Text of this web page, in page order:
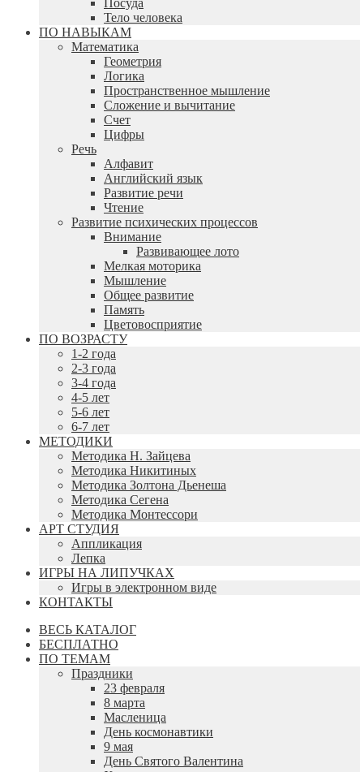
Посуда
Тело человека
ПО НАВЫКАМ
Математика
Геометрия
Логика
Пространственное мышление
Сложение и вычитание
Счет
Цифры
Речь
Алфавит
Английский язык
Развитие речи
Чтение
Развитие психических процессов
Внимание
Развивающее лото
Мелкая моторика
Мышление
Общее развитие
Память
Цветовосприятие
ПО ВОЗРАСТУ
1-2 года
2-3 года
3-4 года
4-5 лет
5-6 лет
6-7 лет
МЕТОДИКИ
Методика Н. Зайцева
Методика Никитиных
Методика Золтона Дьенеша
Методика Сегена
Методика Монтессори
АРТ СТУДИЯ
Аппликация
Лепка
ИГРЫ НА ЛИПУЧКАХ
Игры в электронном виде
КОНТАКТЫ
ВЕСЬ КАТАЛОГ
БЕСПЛАТНО
ПО ТЕМАМ
Праздники
23 февраля
8 марта
Масленица
День космонавтики
9 мая
День Святого Валентина